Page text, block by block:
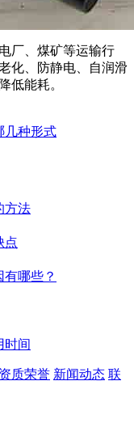
厂、煤矿等运输行
化、防静电、自润滑
低能耗。
几种形式
方法
点
哪些？
时间
资质荣誉 新闻动态 联